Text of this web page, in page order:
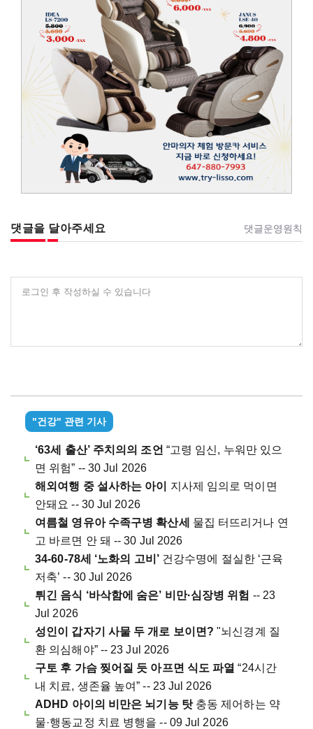
댓글을 달아주세요 댓글운영원칙
로그인 후 작성하실 수 있습니다
"건강" 관련 기사
‘63세 출산’ 주치의의 조언 “고령 임신, 누워만 있으
면 위험” -- 30 Jul 2026
해외여행 중 설사하는 아이
지사제 임의로 먹이면
안돼요 -- 30 Jul 2026
여름철 영유아 수족구병 확산세
물집 터뜨리거나 연
고 바르면 안 돼 -- 30 Jul 2026
34-60-78세 ‘노화의 고비’건강수명에 절실한 ‘근육
저축’ -- 30 Jul 2026
튀긴 음식 ‘바삭함에 숨은’ 비만·심장병 위험 -- 23
Jul 2026
성인이 갑자기 사물 두 개로 보이면?"뇌신경계 질
환 의심해야” -- 23 Jul 2026
구토 후 가슴 찢어질 듯 아프면 식도 파열 “24시간
내 치료, 생존율 높여” -- 23 Jul 2026
ADHD 아이의 비만은 뇌기능 탓충동 제어하는 약
물·행동교정 치료 병행을 -- 09 Jul 2026